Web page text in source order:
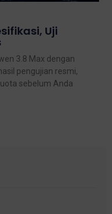
Uji
3.8 Max dengan
pengujian resmi,
sebelum Anda